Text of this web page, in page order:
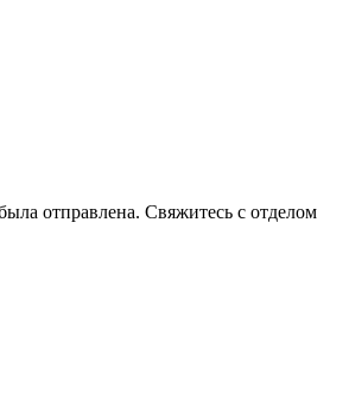
отправлена. Свяжитесь с отделом